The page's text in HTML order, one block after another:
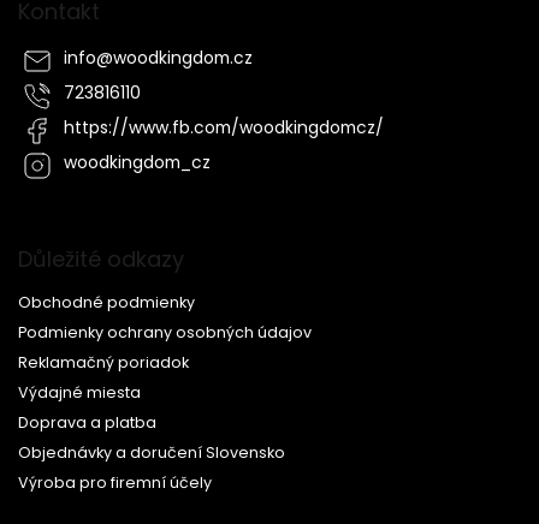
Kontakt
info@woodkingdom.cz
723816110
https://www.fb.com/woodkingdomcz/
woodkingdom_cz
Důležité odkazy
Obchodné podmienky
Podmienky ochrany osobných údajov
Reklamačný poriadok
Výdajné miesta
Doprava a platba
Objednávky a doručení Slovensko
Výroba pro firemní účely